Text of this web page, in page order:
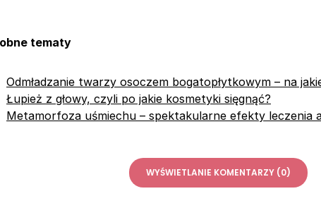
tematy
Odmładzanie twarzy osoczem bogatopłytkowym – na
Łupież z głowy, czyli po jakie kosmetyki sięgnąć?
Metamorfoza uśmiechu – spektakularne efekty leczenia
WYŚWIETLANIE KOMENTARZY (0)